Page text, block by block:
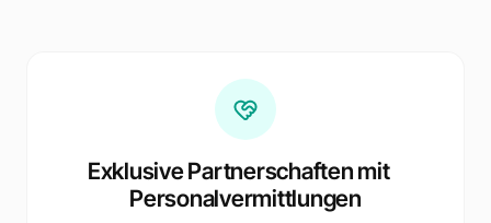
Exklusive Partnerschaften mit
Personalvermittlungen